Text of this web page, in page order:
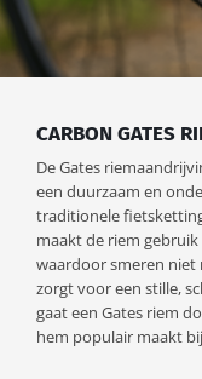
CARBON GATES
De Gates
een duurzaam en
traditionele
maakt de riem
waardoor smeren niet
zorgt voor een stille,
gaat een Gates riem
hem populair maakt